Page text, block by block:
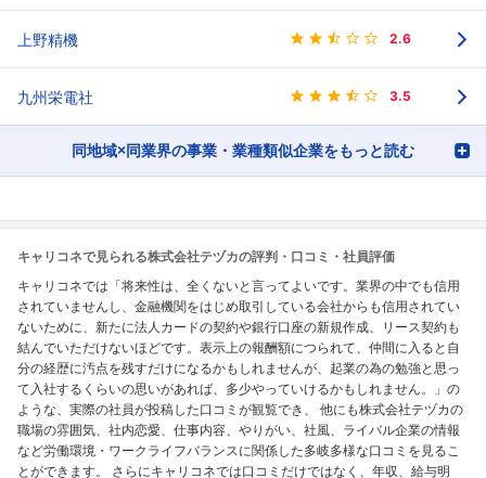
上野精機 2.6
九州栄電社 3.5
同地域×同業界の事業・業種類似企業をもっと読む
キャリコネで見られる株式会社テヅカの評判・口コミ・社員評価
キャリコネでは「将来性は、全くないと言ってよいです。業界の中でも信用
されていませんし、金融機関をはじめ取引している会社からも信用されてい
ないために、新たに法人カードの契約や銀行口座の新規作成、リース契約も
結んでいただけないほどです。表示上の報酬額につられて、仲間に入ると自
分の経歴に汚点を残すだけになるかもしれませんが、起業の為の勉強と思っ
て入社するくらいの思いがあれば、多少やっていけるかもしれません。」の
ような、実際の社員が投稿した口コミが観覧でき、 他にも株式会社テヅカの
職場の雰囲気、社内恋愛、仕事内容、やりがい、社風、ライバル企業の情報
など労働環境・ワークライフバランスに関係した多岐多様な口コミを見るこ
とができます。 さらにキャリコネでは口コミだけではなく、年収、給与明